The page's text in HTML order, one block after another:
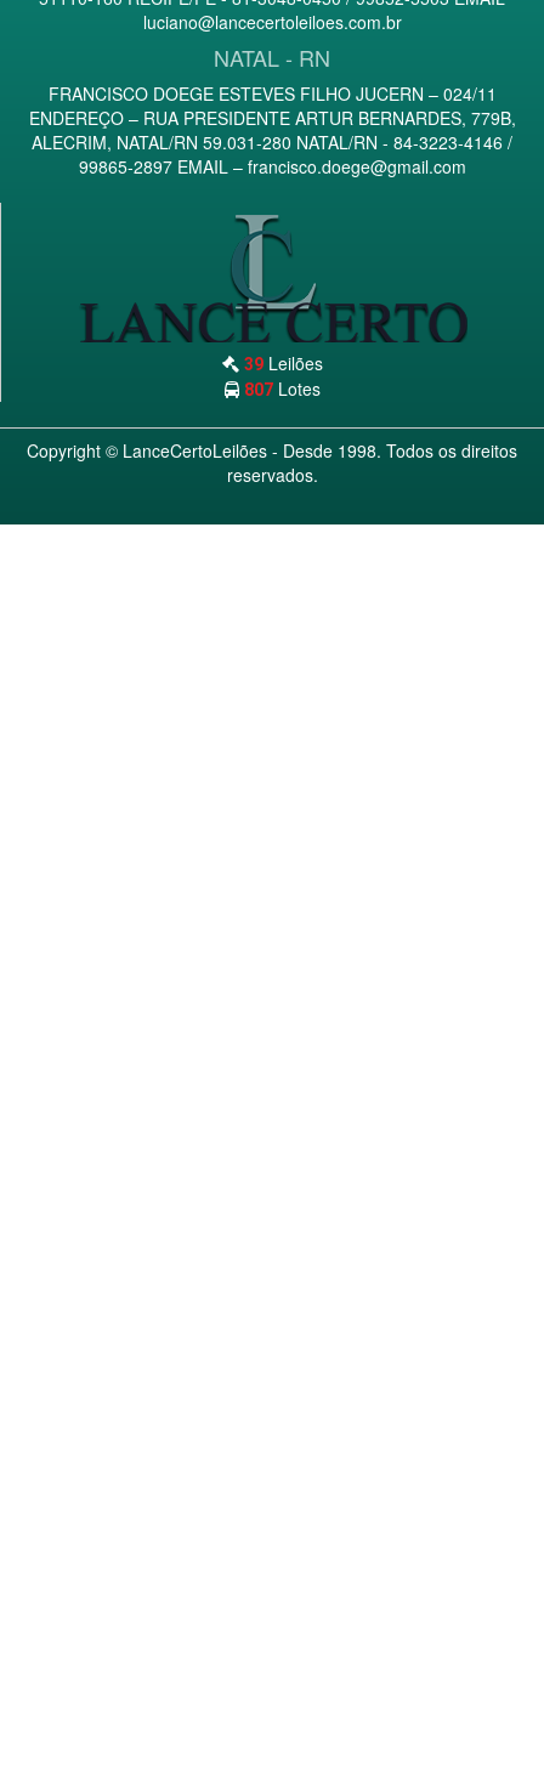
luciano@lancecertoleiloes.com.br
NATAL - RN
FRANCISCO DOEGE ESTEVES FILHO JUCERN – 024/11
ENDEREÇO – RUA PRESIDENTE ARTUR BERNARDES, 779B,
ALECRIM, NATAL/RN 59.031-280 NATAL/RN - 84-3223-4146 /
99865-2897 EMAIL – francisco.doege@gmail.com
39 Leilões
807 Lotes
Copyright © LanceCertoLeilões - Desde 1998. Todos os direitos
reservados.